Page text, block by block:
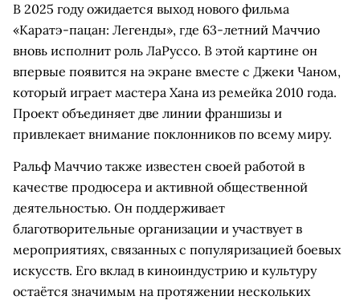
В 2025 году ожидается выход нового фильма
«Каратэ-пацан: Легенды», где 63-летний Маччио
вновь исполнит роль ЛаРуссо. В этой картине он
впервые появится на экране вместе с Джеки Чаном,
который играет мастера Хана из ремейка 2010 года.
Проект объединяет две линии франшизы и
привлекает внимание поклонников по всему миру.
Ральф Маччио также известен своей работой в
качестве продюсера и активной общественной
деятельностью. Он поддерживает
благотворительные организации и участвует в
мероприятиях, связанных с популяризацией боевых
искусств. Его вклад в киноиндустрию и культуру
остаётся значимым на протяжении нескольких